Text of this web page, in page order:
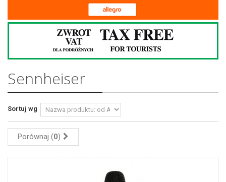
Sennheiser
Sortuj wg
Porównaj (0)